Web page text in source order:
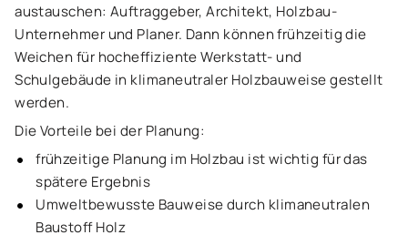
austauschen: Auftraggeber, Architekt, Holzbau-
Unternehmer und Planer. Dann können frühzeitig die
Weichen für hocheffiziente Werkstatt- und
Schulgebäude in klimaneutraler Holzbauweise gestellt
werden.
Die Vorteile bei der Planung:
frühzeitige Planung im Holzbau ist wichtig für das
spätere Ergebnis
Umweltbewusste Bauweise durch klimaneutralen
Baustoff Holz